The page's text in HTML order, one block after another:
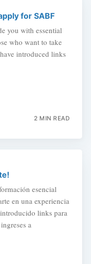
for SABF
you with essential
who want to take
introduced links
2 MIN READ
esencial
en una experiencia
links para
a